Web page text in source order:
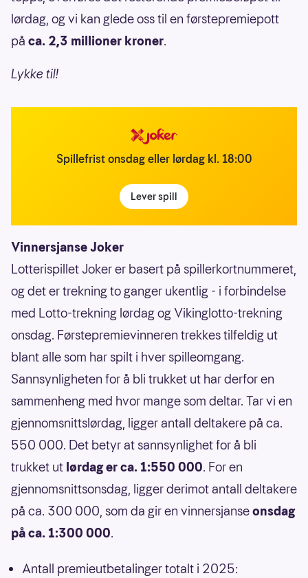
lørdag, og vi kan glede oss til en førstepremiepott
på ca. 2,3 millioner kroner.
Lykke til!
Spillefrist onsdag eller lørdag kl. 18:00
Lever spill
Vinnersjanse Joker
Lotterispillet Joker er basert på spillerkortnummeret,
og det er trekning to ganger ukentlig - i forbindelse
med Lotto-trekning lørdag og Vikinglotto-trekning
onsdag. Førstepremievinneren trekkes tilfeldig ut
blant alle som har spilt i hver spilleomgang.
Sannsynligheten for å bli trukket ut har derfor en
sammenheng med hvor mange som deltar. Tar vi en
gjennomsnittslørdag, ligger antall deltakere på ca.
550 000. Det betyr at sannsynlighet for å bli
trukket ut lørdag er ca. 1:550 000. For en
gjennomsnittsonsdag, ligger derimot antall deltakere
på ca. 300 000, som da gir en vinnersjanseonsdag
på ca. 1:300 000.
Antall premieutbetalinger totalt i 2025: